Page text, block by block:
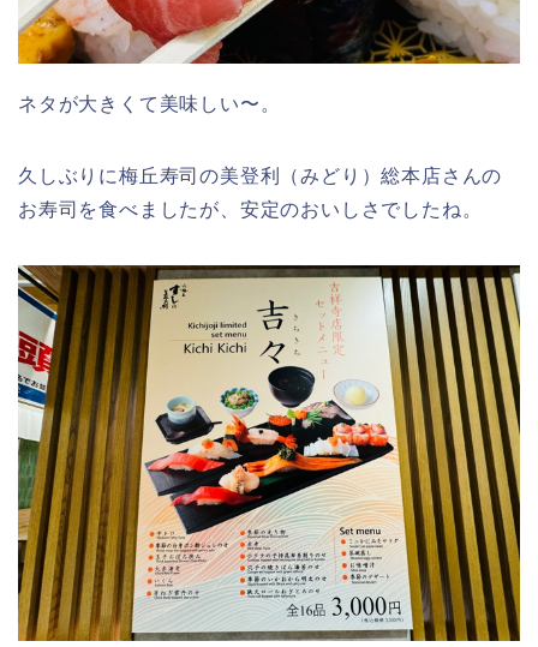
ネタが大きくて美味しい〜。
久しぶりに梅丘寿司の美登利（みどり）総本店さんの
お寿司を食べましたが、安定のおいしさでしたね。